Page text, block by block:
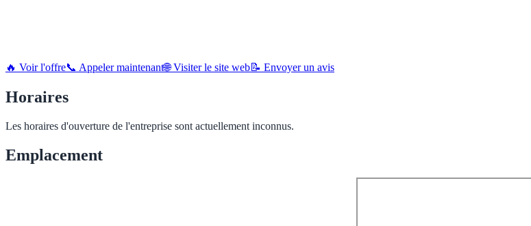
🔥 Voir l'offre📞 Appeler maintenant🌐 Visiter le site web📝 Envoyer un avis
Horaires
Les horaires d'ouverture de l'entreprise sont actuellement inconnus.
Emplacement